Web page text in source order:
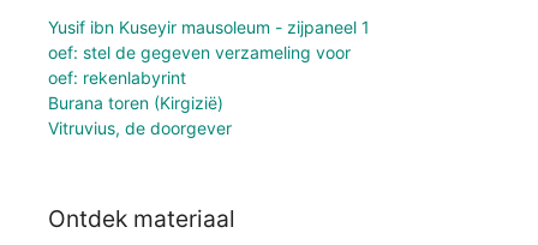
Yusif ibn Kuseyir mausoleum - zijpaneel 1
oef: stel de gegeven verzameling voor
oef: rekenlabyrint
Burana toren (Kirgizië)
Vitruvius, de doorgever
Ontdek materiaal